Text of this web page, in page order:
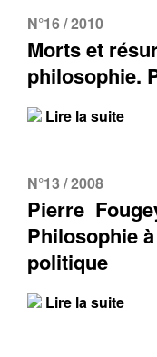
N°16 / 2010
Morts et
philosophie.
Lire la suite
N°13 / 2008
Pierre
Philosophie
politique
Lire la suite